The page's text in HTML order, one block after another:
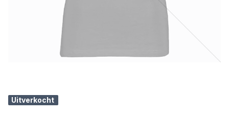
Uitverkocht